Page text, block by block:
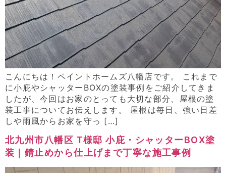
こんにちは！ペイントホームズ八幡店です。 これまで
に小庇やシャッターBOXの塗装事例をご紹介してきま
したが、今回はお家のとっても大切な部分、屋根の塗
装工事についてお伝えします。 屋根は毎日、強い日差
しや雨風からお家を守っ […]
北九州市八幡区 T様邸 小庇・シャッターBOX塗
装｜錆止めから仕上げまで丁寧な施工事例